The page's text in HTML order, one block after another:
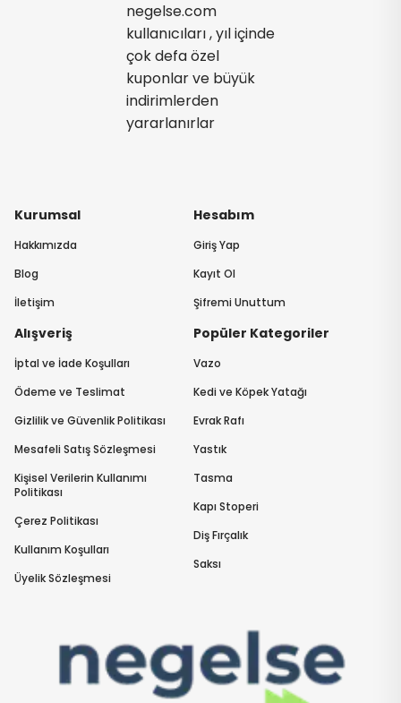
Kurumsal
Hakkımızda
Blog
İletişim
Hesabım
Giriş Yap
Kayıt Ol
Şifremi Unuttum
Alışveriş
İptal ve İade Koşulları
Ödeme ve Teslimat
Gizlilik ve Güvenlik Politikası
Mesafeli Satış Sözleşmesi
Kişisel Verilerin Kullanımı
Politikası
Çerez Politikası
Kullanım Koşulları
Üyelik Sözleşmesi
Popüler Kategoriler
Vazo
Kedi ve Köpek Yatağı
Evrak Rafı
Yastık
Tasma
Kapı Stoperi
Diş Fırçalık
Saksı
negelse.com
kullanıcıları , yıl içinde
çok defa özel
kuponlar ve büyük
indirimlerden
yararlanırlar